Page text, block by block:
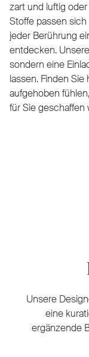
zart und luftig
Stoffe passen
jeder Berührung
entdecken.
sondern eine
lassen. Finden
aufgehoben
für Sie geschaffen
Unsere
eine
ergänzende